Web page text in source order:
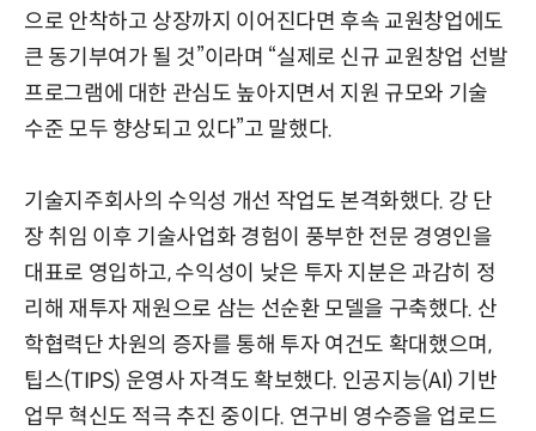
으로 안착하고 상장까지 이어진다면 후속 교원창업에도
큰 동기부여가 될 것”이라며 “실제로 신규 교원창업 선발
프로그램에 대한 관심도 높아지면서 지원 규모와 기술
수준 모두 향상되고 있다”고 말했다.
기술지주회사의 수익성 개선 작업도 본격화했다. 강 단
장 취임 이후 기술사업화 경험이 풍부한 전문 경영인을
대표로 영입하고, 수익성이 낮은 투자 지분은 과감히 정
리해 재투자 재원으로 삼는 선순환 모델을 구축했다. 산
학협력단 차원의 증자를 통해 투자 여건도 확대했으며,
팁스(TIPS) 운영사 자격도 확보했다. 인공지능(AI) 기반
업무 혁신도 적극 추진 중이다. 연구비 영수증을 업로드